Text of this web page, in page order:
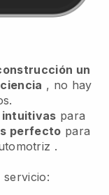
un
, no hay
intuitivas para
perfecto para
.